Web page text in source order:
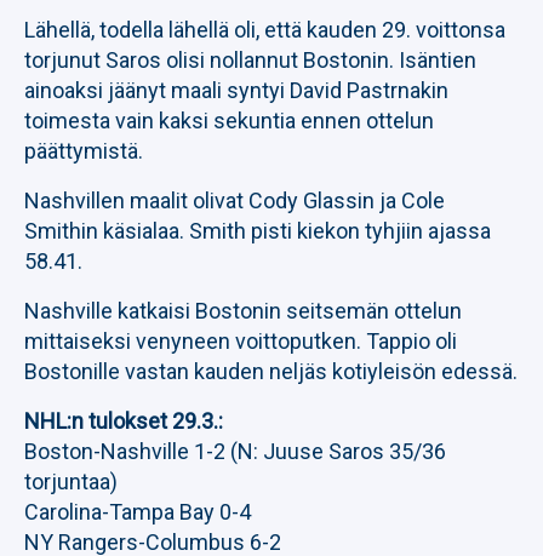
Lähellä, todella lähellä oli, että kauden 29. voittonsa
torjunut Saros olisi nollannut Bostonin. Isäntien
ainoaksi jäänyt maali syntyi David Pastrnakin
toimesta vain kaksi sekuntia ennen ottelun
päättymistä.
Nashvillen maalit olivat Cody Glassin ja Cole
Smithin käsialaa. Smith pisti kiekon tyhjiin ajassa
58.41.
Nashville katkaisi Bostonin seitsemän ottelun
mittaiseksi venyneen voittoputken. Tappio oli
Bostonille vastan kauden neljäs kotiyleisön edessä.
NHL:n tulokset 29.3.:
Boston-Nashville 1-2 (N: Juuse Saros 35/36
torjuntaa)
Carolina-Tampa Bay 0-4
NY Rangers-Columbus 6-2